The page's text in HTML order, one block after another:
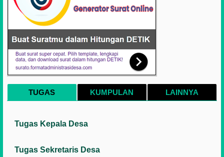
TUGAS KUMPULAN LAINNYA
Tugas Kepala Desa
Tugas Sekretaris Desa